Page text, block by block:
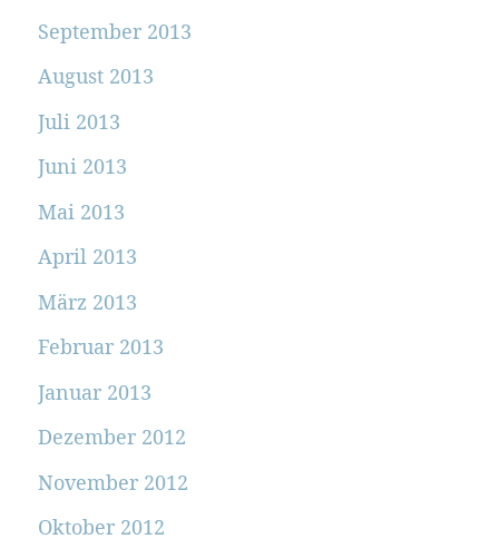
September 2013
August 2013
Juli 2013
Juni 2013
Mai 2013
April 2013
März 2013
Februar 2013
Januar 2013
Dezember 2012
November 2012
Oktober 2012